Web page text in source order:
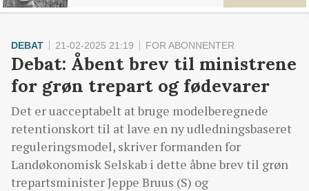
DEBAT 21-02-2025 21:19 FOR ABONNENTER
Debat: Åbent brev til ministrene
for grøn trepart og fødevarer
Det er uacceptabelt at bruge modelberegnede
retentionskort til at lave en ny udledningsbaseret
reguleringsmodel, skriver formanden for
Landøkonomisk Selskab i dette åbne brev til grøn
trepartsminister Jeppe Bruus (S) og